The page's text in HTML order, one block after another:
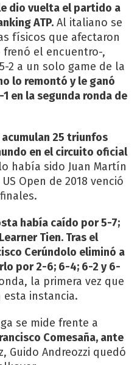
dio vuelta el partido a
ATP. Al italiano se
físicos que afectaron
el encuentro-,
2 a un solo game de la
lo remontó y le ganó
en la segunda ronda de
25 triunfos
en el circuito oficial
había sido Juan Martín
Open de 2018 venció
había caído por 5-7;
Tien. Tras el
Cerúndolo eliminó a
por 2-6; 6-4; 6-2 y 6-
la primera vez que
instancia.
se mide frente a
Comesaña, ante
Guido Andreozzi quedó